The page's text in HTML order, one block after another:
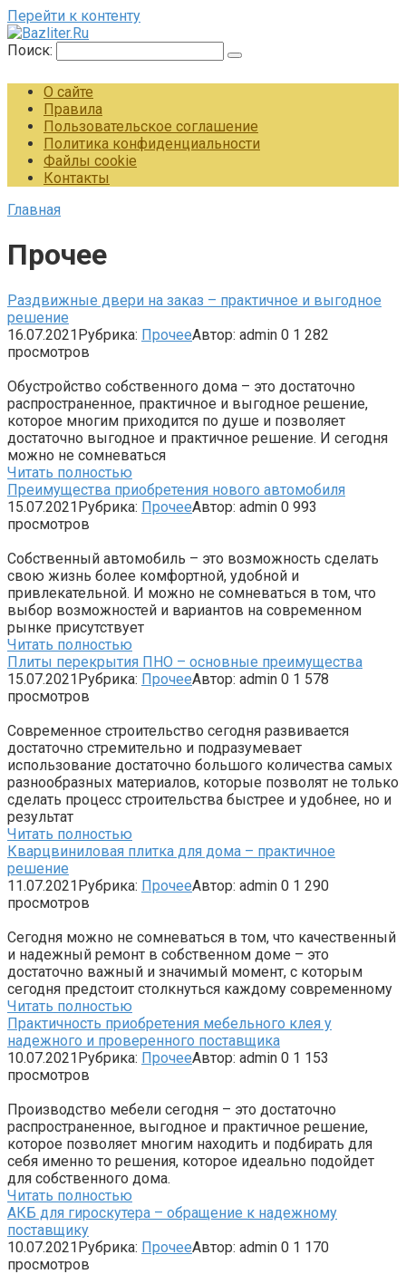
Перейти к контенту
Поиск:
О сайте
Правила
Пользовательское соглашение
Политика конфиденциальности
Файлы cookie
Контакты
Главная
Прочее
Раздвижные двери на заказ – практичное и выгодное
решение
16.07.2021Рубрика: ПрочееАвтор: admin 0 1 282
просмотров
Обустройство собственного дома – это достаточно
распространенное, практичное и выгодное решение,
которое многим приходится по душе и позволяет
достаточно выгодное и практичное решение. И сегодня
можно не сомневаться
Читать полностью
Преимущества приобретения нового автомобиля
15.07.2021Рубрика: ПрочееАвтор: admin 0 993
просмотров
Собственный автомобиль – это возможность сделать
свою жизнь более комфортной, удобной и
привлекательной. И можно не сомневаться в том, что
выбор возможностей и вариантов на современном
рынке присутствует
Читать полностью
Плиты перекрытия ПНО – основные преимущества
15.07.2021Рубрика: ПрочееАвтор: admin 0 1 578
просмотров
Современное строительство сегодня развивается
достаточно стремительно и подразумевает
использование достаточно большого количества самых
разнообразных материалов, которые позволят не только
сделать процесс строительства быстрее и удобнее, но и
результат
Читать полностью
Кварцвиниловая плитка для дома – практичное
решение
11.07.2021Рубрика: ПрочееАвтор: admin 0 1 290
просмотров
Сегодня можно не сомневаться в том, что качественный
и надежный ремонт в собственном доме – это
достаточно важный и значимый момент, с которым
сегодня предстоит столкнуться каждому современному
Читать полностью
Практичность приобретения мебельного клея у
надежного и проверенного поставщика
10.07.2021Рубрика: ПрочееАвтор: admin 0 1 153
просмотров
Производство мебели сегодня – это достаточно
распространенное, выгодное и практичное решение,
которое позволяет многим находить и подбирать для
себя именно то решения, которое идеально подойдет
для собственного дома.
Читать полностью
АКБ для гироскутера – обращение к надежному
поставщику
10.07.2021Рубрика: ПрочееАвтор: admin 0 1 170
просмотров